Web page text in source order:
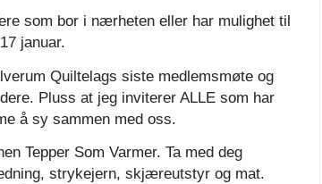
som bor i nærheten eller har mulighet til
januar.
Quiltelags siste medlemsmøte og
Pluss at jeg inviterer ALLE som har
å sy sammen med oss.
Tepper Som Varmer. Ta med deg
strykejern, skjæreutstyr og mat.